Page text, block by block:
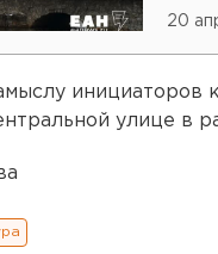
20
инициаторов
улице в